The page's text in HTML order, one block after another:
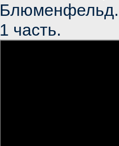
Блюменфельд.
1 часть.